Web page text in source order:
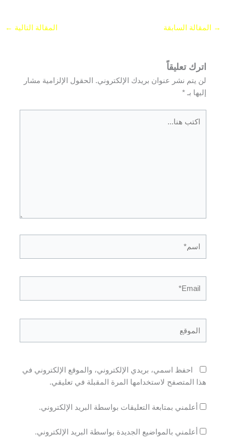
→ المقالة السابقة المقالة التالية ←
اترك تعليقاً
لن يتم نشر عنوان بريدك الإلكتروني.
الحقول الإلزامية مشار
إليها بـ*
احفظ اسمي، بريدي الإلكتروني، والموقع الإلكتروني في
هذا المتصفح لاستخدامها المرة المقبلة في تعليقي.
أعلمني بمتابعة التعليقات بواسطة البريد الإلكتروني.
أعلمني بالمواضيع الجديدة بواسطة البريد الإلكتروني.